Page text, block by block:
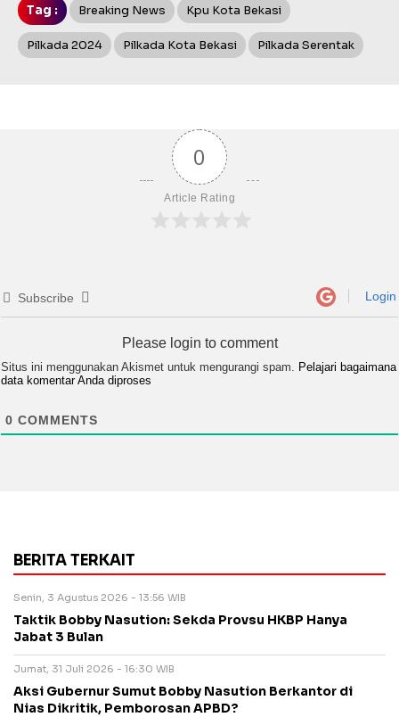
Tag : Breaking News Kpu Kota Bekasi
Pilkada 2024 Pilkada Kota Bekasi Pilkada Serentak
0
Article Rating
Subscribe Login
Please login to comment
Situs ini menggunakan Akismet untuk mengurangi spam.
Pelajari bagaimana
data komentar Anda diproses
0 COMMENTS
BERITA TERKAIT
Senin, 3 Agustus 2026 - 13:56 WIB
Taktik Bobby Nasution: Sekda Provsu HKBP Hanya
Jabat 3 Bulan
Jumat, 31 Juli 2026 - 16:30 WIB
Aksi Gubernur Sumut Bobby Nasution Berkantor di
Nias Dikritik, Pemborosan APBD?